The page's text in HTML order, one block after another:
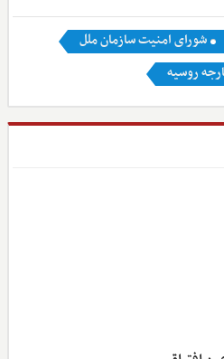
شورای امنیت سازمان ملل
روسیه